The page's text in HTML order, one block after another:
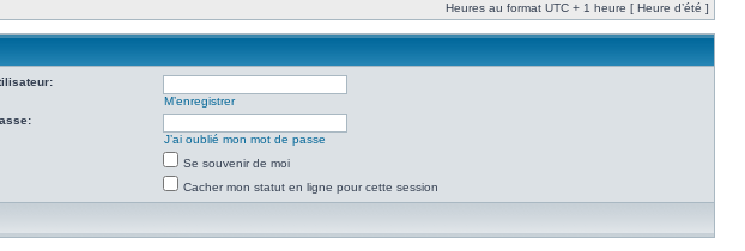
Heures au format UTC + 1 heure [ Heure d’été ]
M’enregistrer
J’ai oublié mon mot de passe
Se souvenir de moi
Cacher mon statut en ligne pour cette session